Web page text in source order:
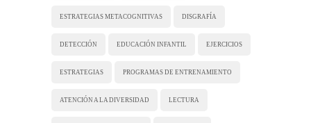
ESTRATEGIAS METACOGNITIVAS DISGRAFÍA
DETECCIÓN EDUCACIÓN INFANTIL EJERCICIOS
ESTRATEGIAS PROGRAMAS DE ENTRENAMIENTO
ATENCIÓN A LA DIVERSIDAD LECTURA